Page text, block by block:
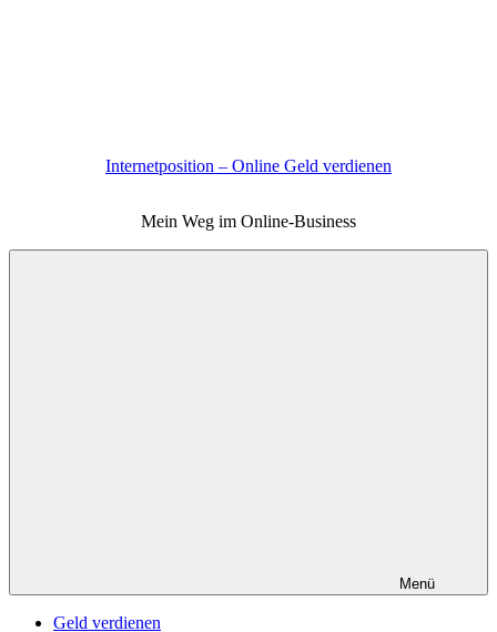
Internetposition – Online Geld verdienen
Mein Weg im Online-Business
Menü
Geld verdienen